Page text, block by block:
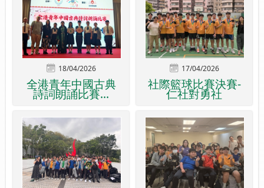
18/04/2026
全港青年中國古典
詩詞朗誦比賽...
17/04/2026
社際籃球比賽決賽-
仁社對勇社